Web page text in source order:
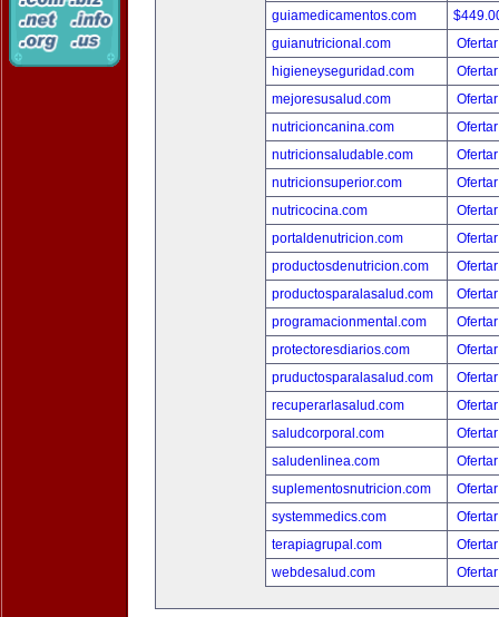
guiamedicamentos.com
guianutricional.com
higieneyseguridad.com
mejoresusalud.com
nutricioncanina.com
nutricionsaludable.com
nutricionsuperior.com
nutricocina.com
portaldenutricion.com
productosdenutricion.com
productosparalasalud.com
programacionmental.com
protectoresdiarios.com
pruductosparalasalud.com
recuperarlasalud.com
saludcorporal.com
saludenlinea.com
suplementosnutricion.com
systemmedics.com
terapiagrupal.com
webdesalud.com